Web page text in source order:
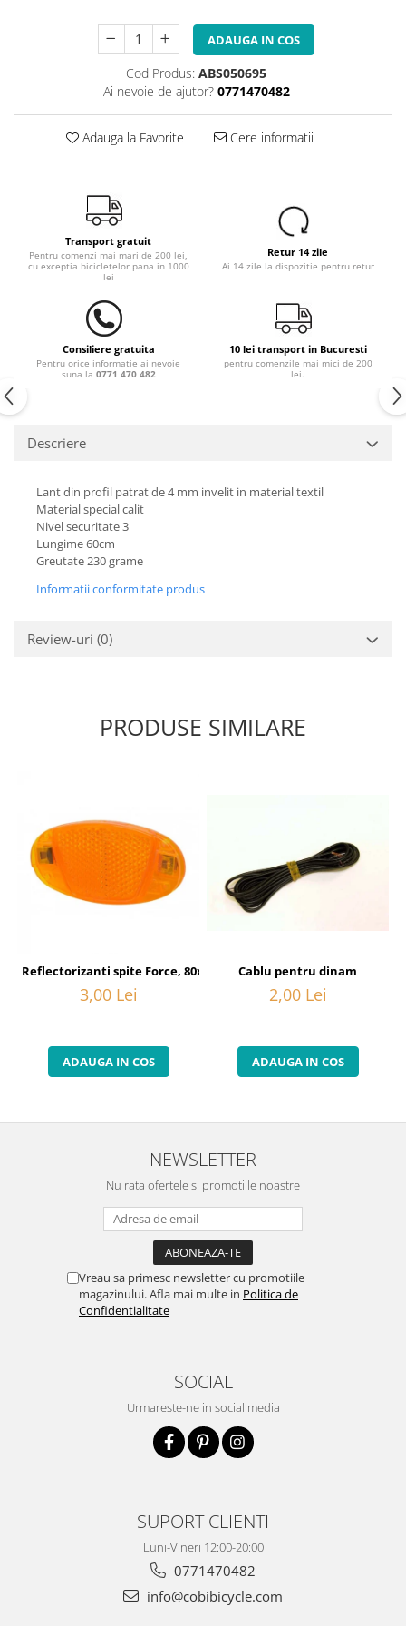
ADAUGA IN COS
Cod Produs: ABS050695
Ai nevoie de ajutor? 0771470482
Adauga la Favorite Cere informatii
Transport gratuit
Pentru comenzi mai mari de 200 lei,
cu exceptia bicicletelor pana in 1000
lei
Retur 14 zile
Ai 14 zile la dispozitie pentru retur
Consiliere gratuita
Pentru orice informatie ai nevoie
suna la 0771 470 482
10 lei transport in Bucuresti
pentru comenzile mai mici de 200
lei.
Descriere
Lant din profil patrat de 4 mm invelit in material textil
Material special calit
Nivel securitate 3
Lungime 60cm
Greutate 230 grame
Informatii conformitate produs
Review-uri (0)
PRODUSE SIMILARE
Reflectorizanti spite Force, 80x40 mm, orange
3,00 Lei
ADAUGA IN COS
Cablu pentru dinam
2,00 Lei
ADAUGA IN COS
NEWSLETTER
Nu rata ofertele si promotiile noastre
Vreau sa primesc newsletter cu promotiile
magazinului. Afla mai multe in Politica de
Confidentialitate
SOCIAL
Urmareste-ne in social media
SUPORT CLIENTI
Luni-Vineri 12:00-20:00
0771470482
info@cobibicycle.com